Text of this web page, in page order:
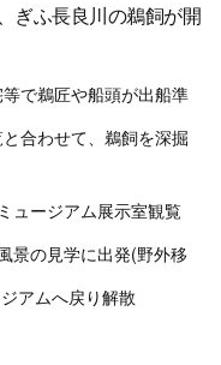
ぎふ長良川の鵜飼が開
で鵜匠や船頭が出船準
合わせて、鵜飼を深掘
ュージアム展示室観覧
見学に出発(野外移
ムへ戻り解散